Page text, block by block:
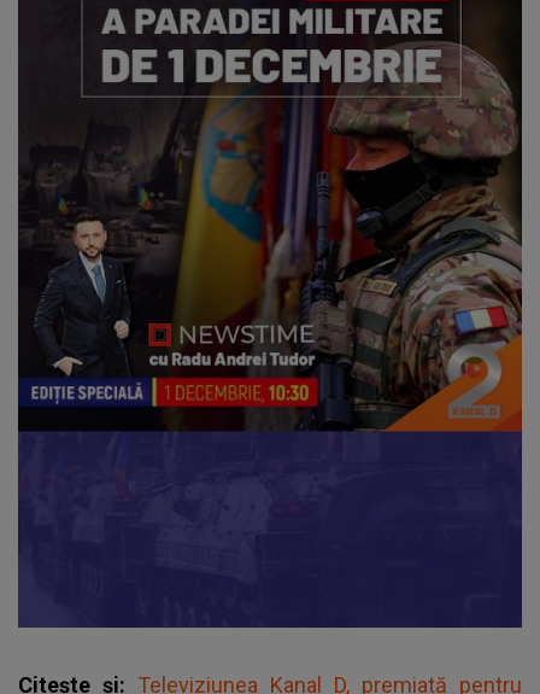
Citește și: Televiziunea Kanal D, premiată pentru